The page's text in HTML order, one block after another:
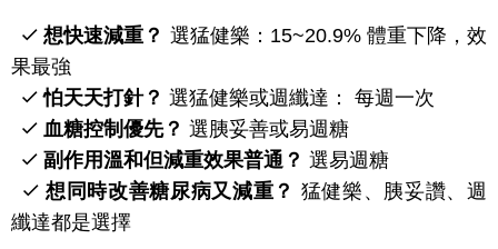
想快速減重？ 選猛健樂：15~20.9% 體重下降，效
果最強
怕天天打針？ 選猛健樂或週纖達： 每週一次
血糖控制優先？ 選胰妥善或易週糖
副作用溫和但減重效果普通？ 選易週糖
想同時改善糖尿病又減重？ 猛健樂、胰妥讚、週
纖達都是選擇